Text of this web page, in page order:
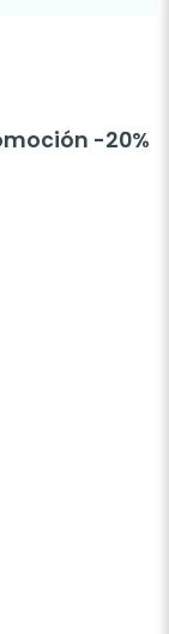
-20%